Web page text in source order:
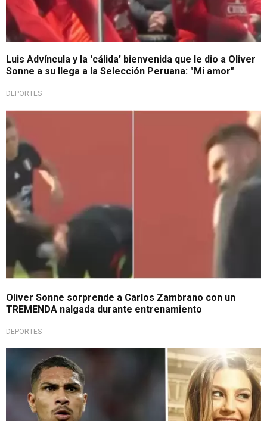
Luis Advíncula y la 'cálida' bienvenida que le dio a Oliver
Sonne a su llega a la Selección Peruana: "Mi amor"
DEPORTES
Oliver Sonne sorprende a Carlos Zambrano con un
TREMENDA nalgada durante entrenamiento
DEPORTES
¡Sorprendente!